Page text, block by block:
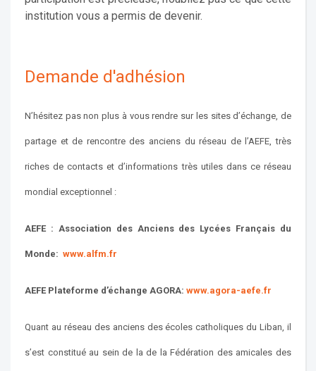
institution vous a permis de devenir.
Demande d'adhésion
N’hésitez pas non plus à vous rendre sur les sites d’échange, de
partage et de rencontre des anciens du réseau de l’AEFE, très
riches de contacts et d’informations très utiles dans ce réseau
mondial exceptionnel :
AEFE : Association des Anciens des Lycées Français du
Monde: www.alfm.fr
AEFE Plateforme d’échange AGORA: www.agora-aefe.fr
Quant au réseau des anciens des écoles catholiques du Liban, il
s’est constitué au sein de la de la Fédération des amicales des